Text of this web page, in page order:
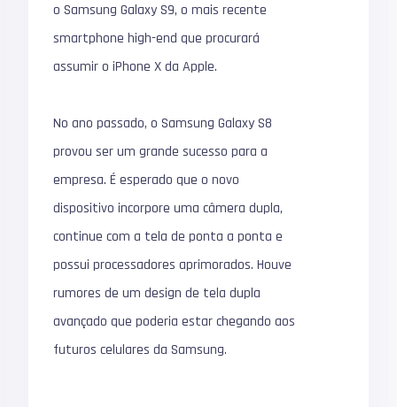
o Samsung Galaxy S9, o mais recente
smartphone high-end que procurará
assumir o iPhone X da Apple.
No ano passado, o Samsung Galaxy S8
provou ser um grande sucesso para a
empresa. É esperado que o novo
dispositivo incorpore uma câmera dupla,
continue com a tela de ponta a ponta e
possui processadores aprimorados. Houve
rumores de um design de tela dupla
avançado que poderia estar chegando aos
futuros celulares da Samsung.